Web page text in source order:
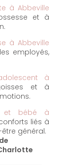
à Abbeville
et à
à Abbeville
employés,
à
et à
et bébé à
liés à
général.